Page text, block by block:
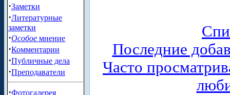
·Заметки
·Литературные
заметки
·Особое мнение
·Комментарии
·Публичные дела
·Преподаватели
·Фотогалерея
Последние
Часто